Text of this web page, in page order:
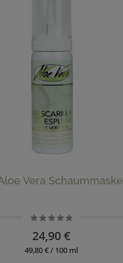
Vera Schaummaske
24,90 €
49,80 € / 100 ml